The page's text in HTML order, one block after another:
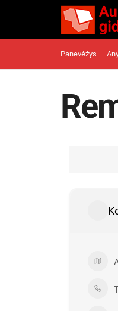
Panevėžys